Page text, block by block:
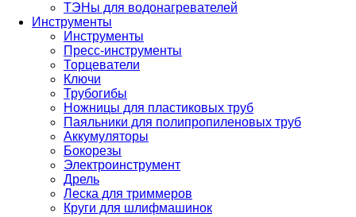
ТЭНы для водонагревателей
Инструменты
Инструменты
Пресс-инструменты
Торцеватели
Ключи
Трубогибы
Ножницы для пластиковых труб
Паяльники для полипропиленовых труб
Аккумуляторы
Бокорезы
Электроинструмент
Дрель
Леска для триммеров
Круги для шлифмашинок